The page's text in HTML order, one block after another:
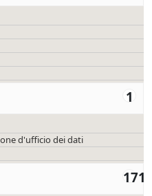
1
d'ufficio dei dati
171